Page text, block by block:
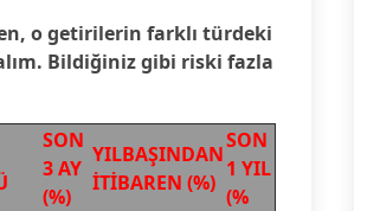
o getirilerin farklı türdeki
Bildiğiniz gibi riski fazla
SON
3 AY
(%)
YILBAŞINDAN
İTİBAREN (%)
SON
1 YIL
(%